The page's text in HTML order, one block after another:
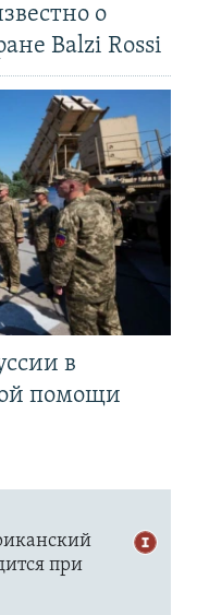
о
Balzi Rossi
в
помощи